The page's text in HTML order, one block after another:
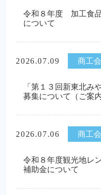
令和８年度 加工食
について
2026.07.09 商工
「第１３回新東北み
募集について（ご案内
2026.07.06 商工
令和８年度観光地レ
補助金について